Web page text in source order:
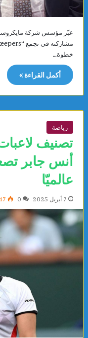
عبّر مؤسس شركة
خطوة…
أكمل القراءة »
رياضة
تصنيف
عالميّا
7 أبريل 2025 0